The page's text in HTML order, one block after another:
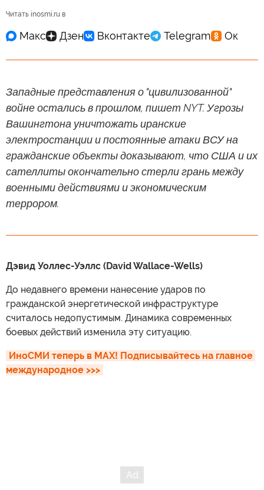
Читать inosmi.ru в
Западные представления о "цивилизованной"
войне остались в прошлом, пишет NYT. Угрозы
Вашингтона уничтожать иранские
электростанции и постоянные атаки ВСУ на
гражданские объекты доказывают, что США и их
сателлиты окончательно стерли грань между
военными действиями и экономическим
террором.
Дэвид Уоллес-Уэллс (David Wallace-Wells)
До недавнего времени нанесение ударов по
гражданской энергетической инфраструктуре
считалось недопустимым. Динамика современных
боевых действий изменила эту ситуацию.
ИноСМИ теперь в MAX! Подписывайтесь на главное
международное >>>